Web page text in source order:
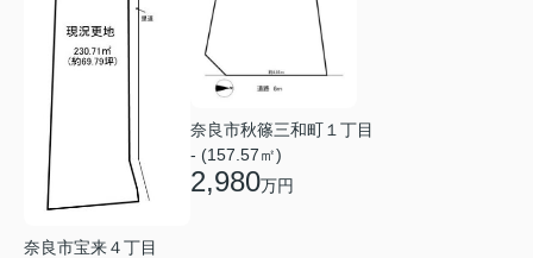
奈良市宝来４丁目
奈良市秋篠三和町１丁目
- (157.57㎡)
2,980万円